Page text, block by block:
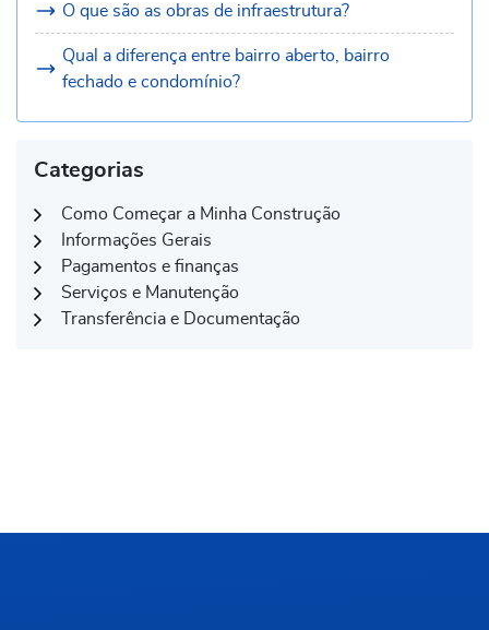
O que são as obras de infraestrutura?
Qual a diferença entre bairro aberto, bairro
fechado e condomínio?
Categorias
Como Começar a Minha Construção
Informações Gerais
Pagamentos e finanças
Serviços e Manutenção
Transferência e Documentação